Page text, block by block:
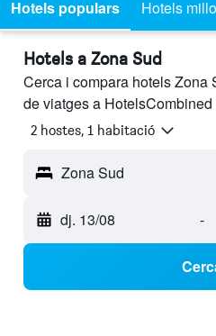
Hotels populars Hotels
Hotels a Zona Sud
Cerca i compara hotels Zona
de viatges a
2 hostes, 1 habitació
Zona Sud
dj. 13/08 -